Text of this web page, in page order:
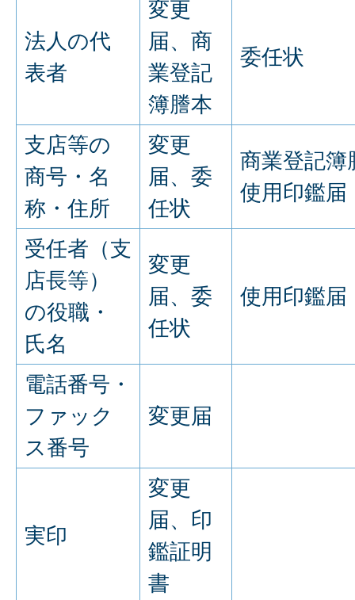
法人の代
表者
変更
届、商
業登記
簿謄本
委任状
支店等の
商号・名
称・住所
変更
届、委
任状
商業登記簿
使用印鑑届
受任者（支
店長等）
の役職・
氏名
変更
届、委
任状
使用印鑑届
電話番号・
ファック
ス番号
変更届
実印
変更
届、印
鑑証明
書